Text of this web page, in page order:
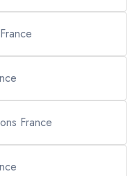
France